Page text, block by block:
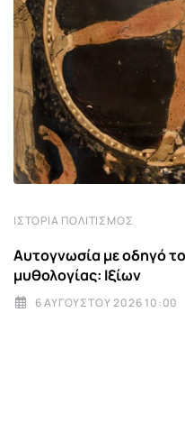
ΙΣΤΟΡΊΑ ΠΟΛΙΤΙΣΜΌΣ
Αυτογνωσία με οδηγό
μυθολογίας: Ιξίων
6 ΑΥΓΟΎΣΤΟΥ 2026 10:00